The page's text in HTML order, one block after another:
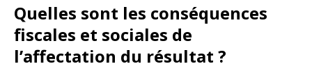
Quelles sont les conséquences
fiscales et sociales de
l’affectation du résultat ?